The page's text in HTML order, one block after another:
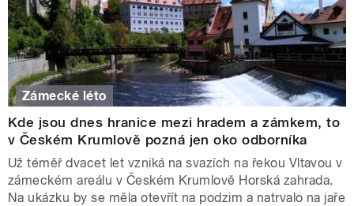
Zámecké léto
Kde jsou dnes hranice mezi hradem a zámkem, to
v Českém Krumlově pozná jen oko odborníka
Už téměř dvacet let vzniká na svazích na řekou Vltavou v
zámeckém areálu v Českém Krumlově Horská zahrada.
Na ukázku by se měla otevřít na podzim a natrvalo na jaře